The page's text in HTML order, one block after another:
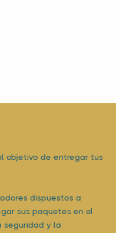
objetivo de entregar tus
dispuestos a
sus paquetes en el
seguridad y la